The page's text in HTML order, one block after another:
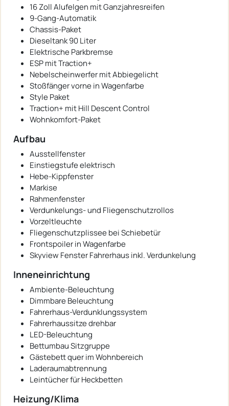
16 Zoll Alufelgen mit Ganzjahresreifen
9-Gang-Automatik
Chassis-Paket
Dieseltank 90 Liter
Elektrische Parkbremse
ESP mit Traction+
Nebelscheinwerfer mit Abbiegelicht
Stoßfänger vorne in Wagenfarbe
Style Paket
Traction+ mit Hill Descent Control
Wohnkomfort-Paket
Aufbau
Ausstellfenster
Einstiegstufe elektrisch
Hebe-Kippfenster
Markise
Rahmenfenster
Verdunkelungs- und Fliegenschutzrollos
Vorzeltleuchte
Fliegenschutzplissee bei Schiebetür
Frontspoiler in Wagenfarbe
Skyview Fenster Fahrerhaus inkl. Verdunkelung
Inneneinrichtung
Ambiente-Beleuchtung
Dimmbare Beleuchtung
Fahrerhaus-Verdunklungssystem
Fahrerhaussitze drehbar
LED-Beleuchtung
Bettumbau Sitzgruppe
Gästebett quer im Wohnbereich
Laderaumabtrennung
Leintücher für Heckbetten
Heizung/Klima